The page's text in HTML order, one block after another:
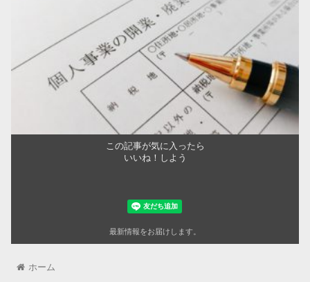
この記事が気に入ったら
いいね！しよう
最新情報をお届けします。
ホーム